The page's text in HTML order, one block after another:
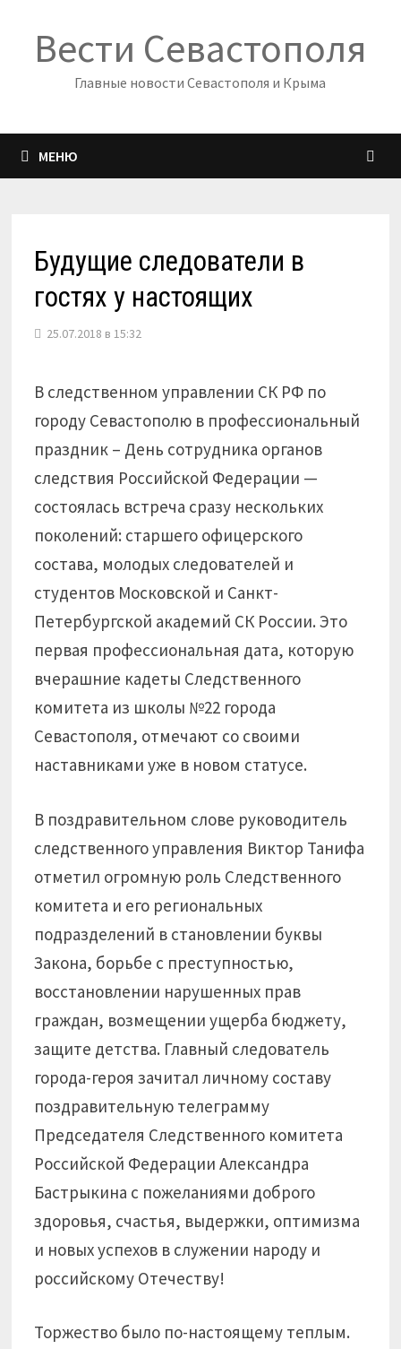
содержимому
Вести Севастополя
Главные новости Севастополя и Крыма
МЕНЮ
Будущие следователи в
гостях у настоящих
25.07.2018 в 15:32
В следственном управлении СК РФ по
городу Севастополю в профессиональный
праздник – День сотрудника органов
следствия Российской Федерации —
состоялась встреча сразу нескольких
поколений: старшего офицерского
состава, молодых следователей и
студентов Московской и Санкт-
Петербургской академий СК России. Это
первая профессиональная дата, которую
вчерашние кадеты Следственного
комитета из школы №22 города
Севастополя, отмечают со своими
наставниками уже в новом статусе.
В поздравительном слове руководитель
следственного управления Виктор Танифа
отметил огромную роль Следственного
комитета и его региональных
подразделений в становлении буквы
Закона, борьбе с преступностью,
восстановлении нарушенных прав
граждан, возмещении ущерба бюджету,
защите детства. Главный следователь
города-героя зачитал личному составу
поздравительную телеграмму
Председателя Следственного комитета
Российской Федерации Александра
Бастрыкина с пожеланиями доброго
здоровья, счастья, выдержки, оптимизма
и новых успехов в служении народу и
российскому Отечеству!
Торжество было по-настоящему теплым.